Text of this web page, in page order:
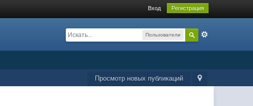
Вход Регистрация
Пользователи
Просмотр новых публикаций